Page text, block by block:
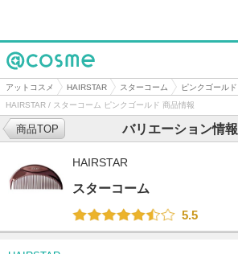
@cosme
アットコスメ HAIRSTAR スターコーム
ピンクゴールド
HAIRSTAR / スターコーム ピンクゴールド 商品情報
バリエーション情報
商品TOP
HAIRSTAR
スターコーム
5.5